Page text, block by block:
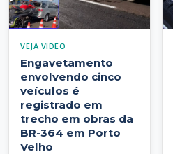
VEJA VIDEO
Engavetamento
envolvendo cinco
veículos é
registrado em
trecho em obras da
BR-364 em Porto
Velho